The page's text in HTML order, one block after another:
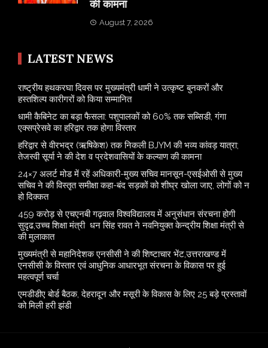
की कामना
August 7, 2026
LATEST NEWS
राष्ट्रीय हथकरघा दिवस पर मुख्यमंत्री धामी ने उत्कृष्ट बुनकरों और
हस्तशिल्प कारीगरों को किया सम्मानित
​धामी कैबिनेट का बड़ा फैसला: पशुपालकों को 60% तक सब्सिडी, गंगा
एक्सप्रेसवे का हरिद्वार तक होगा विस्तार
​हरिद्वार से वीरभद्र (ऋषिकेश) तक निकली BJYM की भव्य कांवड़ यात्रा;
तेजस्वी सूर्या ने की देश व प्रदेशवासियों के कल्याण की कामना
24×7 अलर्ट मोड में रहें अधिकारी-मुख्य सचिव मानसून-एसईओसी से मुख्य
सचिव ने की विस्तृत समीक्षा कहा-बंद सड़कों को शीघ्र खोला जाए, लोगों को न
हो दिक्कत
459 करोड़ से एचएनबी गढ़वाल विश्वविद्यालय में अनुसंधान संरचना होगी
सुदृढ,उच्च शिक्षा मंत्री धन सिंह रावत ने नवनियुक्त केन्द्रीय शिक्षा मंत्री से
की मुलाकात
मुख्यमंत्री से महानिदेशक एनसीसी ने की शिष्टाचार भेंट,उत्तराखण्ड में
एनसीसी के विस्तार एवं आधुनिक आधारभूत संरचना के विकास पर हुई
महत्वपूर्ण चर्चा
एमडीडीए बोर्ड बैठक, देहरादून और मसूरी के विकास के लिए 25 बड़े प्रस्तावों
को मिली हरी झंडी